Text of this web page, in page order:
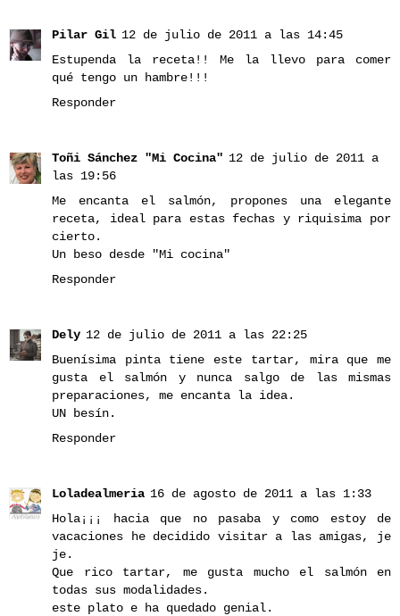
Pilar Gil 12 de julio de 2011 a las 14:45
Estupenda la receta!! Me la llevo para comer
qué tengo un hambre!!!
Responder
Toñi Sánchez "Mi Cocina" 12 de julio de 2011 a
las 19:56
Me encanta el salmón, propones una elegante
receta, ideal para estas fechas y riquisima por
cierto.
Un beso desde "Mi cocina"
Responder
Dely 12 de julio de 2011 a las 22:25
Buenísima pinta tiene este tartar, mira que me
gusta el salmón y nunca salgo de las mismas
preparaciones, me encanta la idea.
UN besín.
Responder
Loladealmeria 16 de agosto de 2011 a las 1:33
Hola¡¡¡ hacia que no pasaba y como estoy de
vacaciones he decidido visitar a las amigas, je
je.
Que rico tartar, me gusta mucho el salmón en
todas sus modalidades.
este plato e ha quedado genial.